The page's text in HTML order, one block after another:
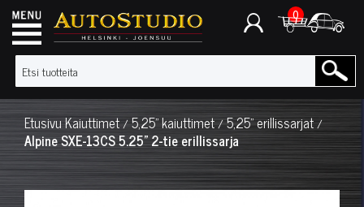
0
EtusivuKaiuttimet/5,25" kaiuttimet/5,25" erillissarjat/
Alpine SXE-13CS 5.25" 2-tie erillissarja